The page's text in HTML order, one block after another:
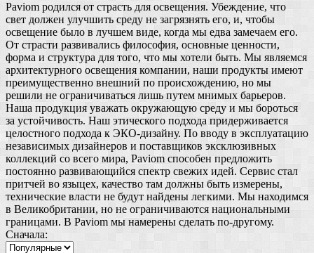
Paviom родился от страсть для освещения. Убеждение, что
свет должен улучшить среду не загрязнять его, и, чтобы
освещение было в лучшем виде, когда мы едва замечаем его.
От страсти развивались философия, основные ценности,
форма и структура для того, что мы хотели быть. Мы являемся
архитектурного освещения компании, наши продукты имеют
преимущественно внешний по происхождению, но мы
решили не ограничиваться лишь путем мнимых барьеров.
Наша продукция уважать окружающую среду и мы бороться
за устойчивость. Наш этического подхода придерживается
целостного подхода к ЭКО-дизайну. По вводу в эксплуатацию
независимых дизайнеров и поставщиков эксклюзивных
коллекций со всего мира, Paviom способен предложить
постоянно развивающийся спектр свежих идей. Сервис стал
притчей во языцех, качество там должны быть измерены,
технические власти не будут найдены легкими. Мы находимся
в Великобритании, но не ограничиваются национальными
границами. В Paviom мы намерены сделать по-другому.
Сначала: